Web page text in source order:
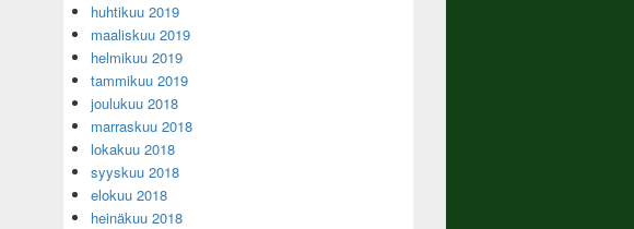
huhtikuu 2019
maaliskuu 2019
helmikuu 2019
tammikuu 2019
joulukuu 2018
marraskuu 2018
lokakuu 2018
syyskuu 2018
elokuu 2018
heinäkuu 2018